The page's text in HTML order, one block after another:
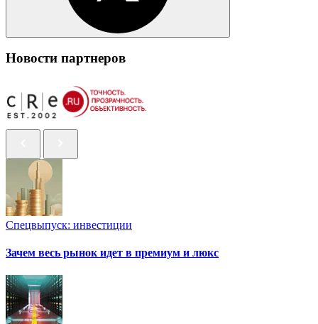
Новости партнеров
Спецвыпуск: инвестиции
Зачем весь рынок идет в премиум и люкс